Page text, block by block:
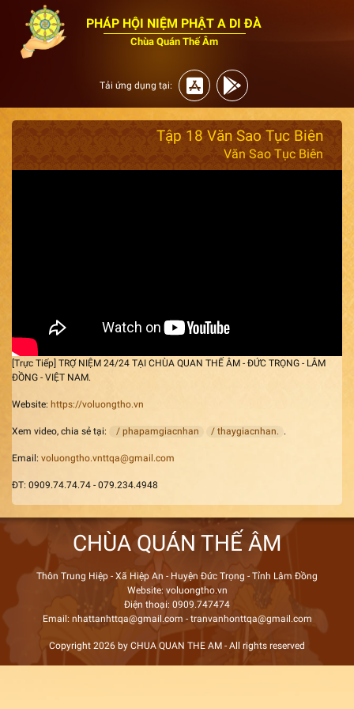
PHÁP HỘI NIỆM PHẬT A DI ĐÀ
Chùa Quán Thế Âm
Tải ứng dụng tại:
Tập 18 Văn Sao Tục Biên
Văn Sao Tục Biên
[Trực Tiếp] TRỢ NIỆM 24/24 TẠI CHÙA QUAN THẾ ÂM - ĐỨC TRỌNG - LÂM
ĐỒNG - VIỆT NAM.
Website: https://voluongtho.vn
Xem video, chia sẻ tại: / phapamgiacnhan / thaygiacnhan. .
Email: voluongtho.vnttqa@gmail.com
ĐT: 0909.74.74.74 - 079.234.4948
CHÙA QUÁN THẾ ÂM
Thôn Trung Hiệp - Xã Hiệp An - Huyện Đức Trọng - Tỉnh Lâm Đồng
Website: voluongtho.vn
Điện thoại: 0909.747474
Email: nhattanhttqa@gmail.com - tranvanhonttqa@gmail.com
Copyright 2026 by CHUA QUAN THE AM - All rights reserved